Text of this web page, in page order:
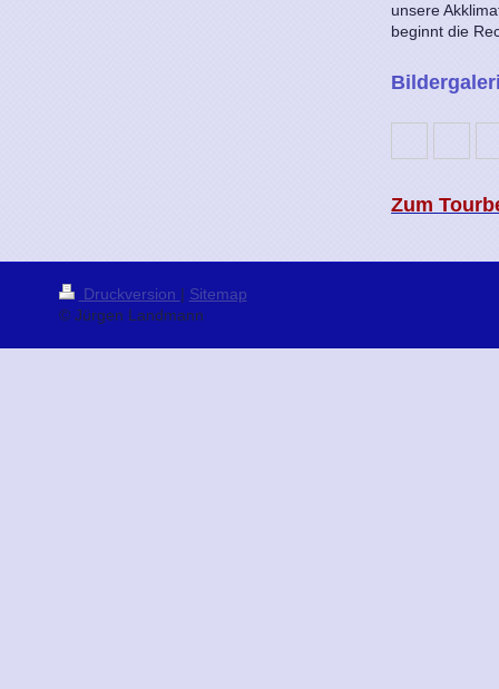
unsere
beginnt die
Zum
Druckversion | Sitemap
© Jürgen Landmann